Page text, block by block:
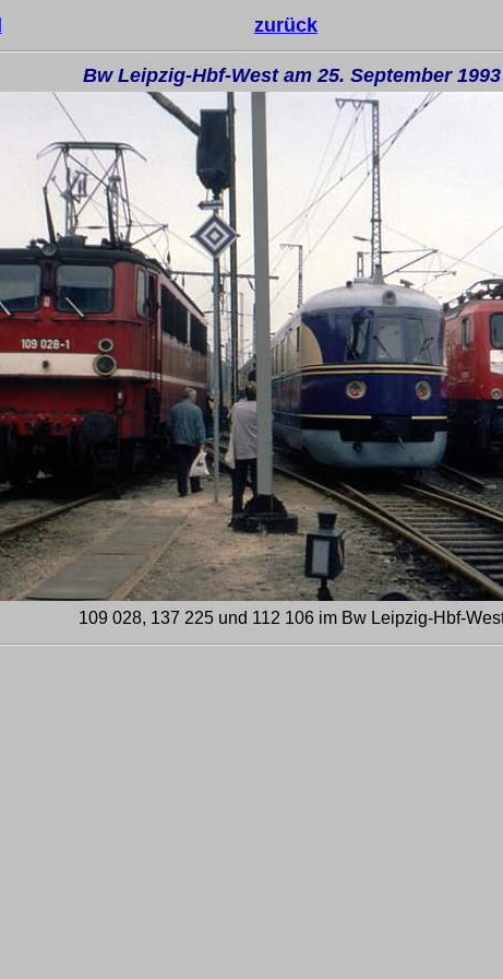
zurück
Bw Leipzig-Hbf-West am 25. September 1993
109 028, 137 225 und 112 106 im Bw Leipzig-Hbf-